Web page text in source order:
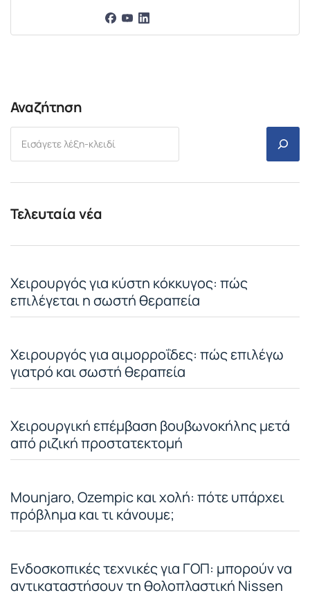
Αναζήτηση
Τελευταία νέα
Χειρουργός για κύστη κόκκυγος: πώς
επιλέγεται η σωστή θεραπεία
Χειρουργός για αιμορροΐδες: πώς επιλέγω
γιατρό και σωστή θεραπεία
Χειρουργική επέμβαση βουβωνοκήλης μετά
από ριζική προστατεκτομή
Mounjaro, Ozempic και χολή: πότε υπάρχει
πρόβλημα και τι κάνουμε;
Ενδοσκοπικές τεχνικές για ΓΟΠ: μπορούν να
αντικαταστήσουν τη θολοπλαστική Nissen